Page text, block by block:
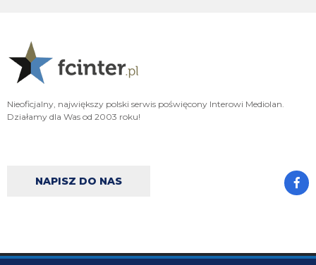
FENDI_SOSA 06.08.2026 22:15
Ważniejsze mamy pozycje do obstawienia
FENDI_SOSA
06.08.2026 22:15
nie może
Nieoficjalny, największy polski serwis poświęcony Interowi Mediolan.
Działamy dla Was od 2003 roku!
NAPISZ DO NAS